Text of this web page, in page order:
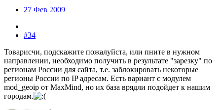
27 Фев 2009
#34
Товарисчи, подскажите пожалуйста, или пните в нужном
направлении, необходимо получить в результате "зарезку" по
регионам России для сайта, т.е. заблокировать некоторые
регионы России по IP адресам. Есть вариант с модулем
mod_geoip от MaxMind, но их база врядли подойдет к нашим
городам.